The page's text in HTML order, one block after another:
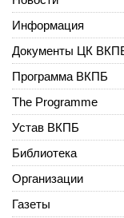
Информация
Документы ЦК
Программа ВКПБ
The Programme
Устав ВКПБ
Библиотека
Организации
Газеты